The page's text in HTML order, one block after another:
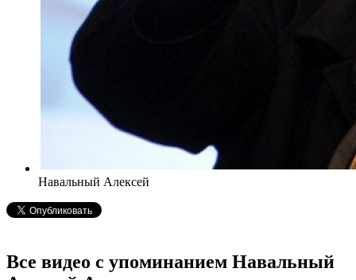
Навальный Алексей
Все видео с упоминанием Навальный